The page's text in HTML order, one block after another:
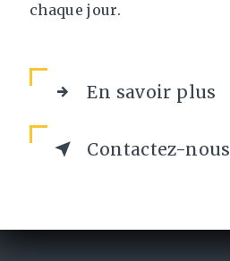
chaque jour.
En savoir plus
Contactez-nous